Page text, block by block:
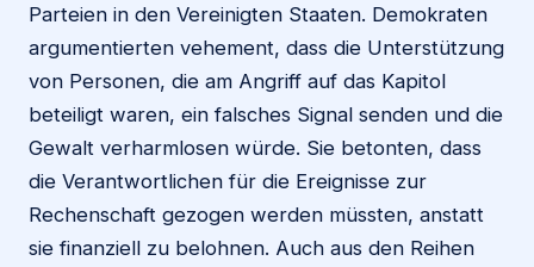
Parteien in den Vereinigten Staaten. Demokraten
argumentierten vehement, dass die Unterstützung
von Personen, die am Angriff auf das Kapitol
beteiligt waren, ein falsches Signal senden und die
Gewalt verharmlosen würde. Sie betonten, dass
die Verantwortlichen für die Ereignisse zur
Rechenschaft gezogen werden müssten, anstatt
sie finanziell zu belohnen. Auch aus den Reihen